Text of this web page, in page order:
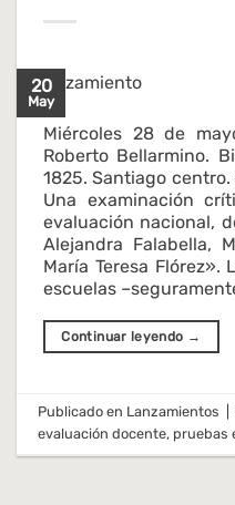
20
May
Miércoles 28 de
Roberto Bellarmino.
1825. Santiago
Una examinación
evaluación nacional,
Alejandra Falabella,
María Teresa Flórez».
escuelas
Continuar leyendo →
Publicado en Lanzamientos
evaluación docente, pruebas